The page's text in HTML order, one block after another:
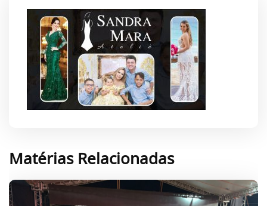
Matérias Relacionadas